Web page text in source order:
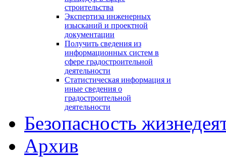
строительства
Экспертиза инженерных
изысканий и проектной
документации
Получить сведения из
информационных систем в
сфере градостроительной
деятельности
Статистическая информация и
иные сведения о
градостроительной
деятельности
Безопасность
Архив